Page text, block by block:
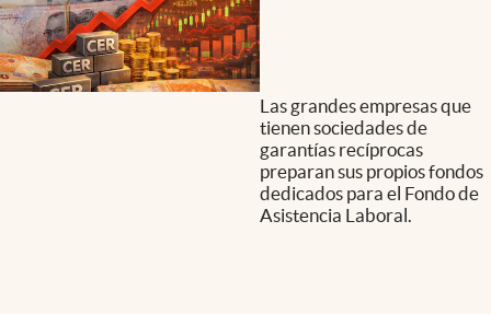
Las grandes empresas que
tienen sociedades de
garantías recíprocas
preparan sus propios fondos
dedicados para el Fondo de
Asistencia Laboral.